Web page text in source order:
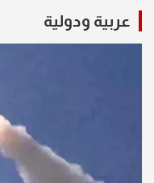
عربية ودولية